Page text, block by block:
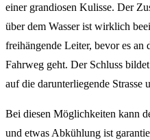
einer grandiosen Kulisse. Der
über dem Wasser ist wirklich
freihängende Leiter, bevor es an
Fahrweg geht. Der Schluss
auf die darunterliegende Strasse
Bei diesen Möglichkeiten kann
und etwas Abkühlung ist